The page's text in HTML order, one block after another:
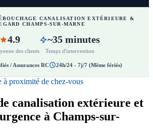
CANALISATION EXTÉRIEURE &
CHAMPS-SUR-MARNE
4.9
des clients
~35 minutes
Temps d'intervention
/ Assurances RC 24h/24 - 7j/7 (Même fériés)
à proximité de chez-vous
canalisation extérieure et
à Champs-sur-